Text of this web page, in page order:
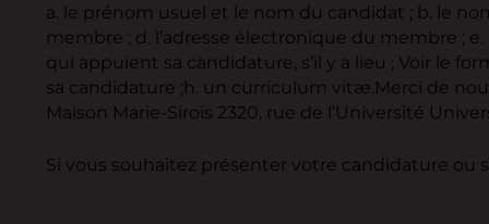
a. le prénom usuel et le nom du candidat ; b. le
membre ; d. l’adresse électronique du membre ;
qui appuient sa candidature, s’il y a lieu ; Voir le
sa candidature ;h. un curriculum vitæ.Merci de
Maison Marie-Sirois 2320, rue de l’Université
Si vous souhaitez présenter votre candidature ou